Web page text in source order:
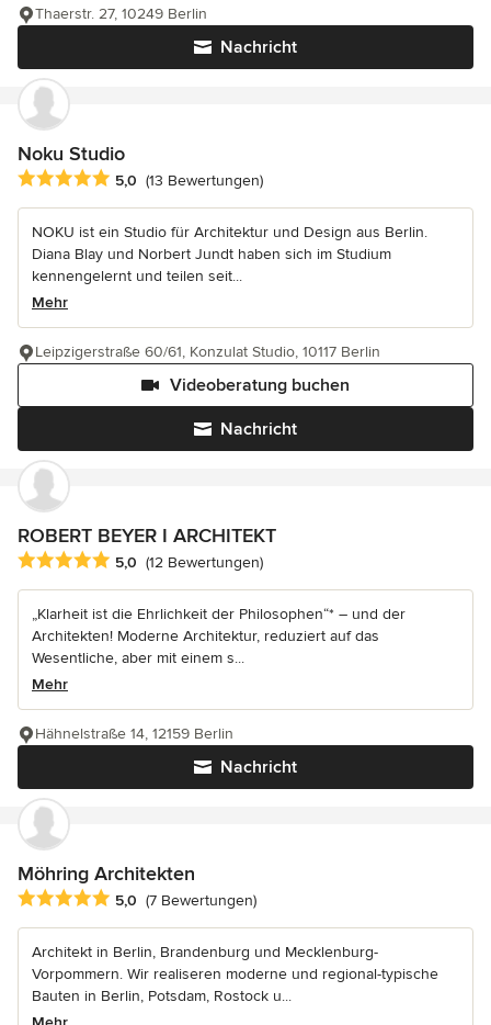
Nachricht
Thaerstr. 27, 10249 Berlin
Noku Studio
Durchschnittliche Bewertung: 5 von 5 Sternen
5,0 (13 Bewertungen)
NOKU ist ein Studio für Architektur und Design aus Berlin.
Diana Blay und Norbert Jundt haben sich im Studium
kennengelernt und teilen seit...
Mehr
Nachricht
Videoberatung buchen
Leipzigerstraße 60/61, Konzulat Studio, 10117 Berlin
ROBERT BEYER I ARCHITEKT
Durchschnittliche Bewertung: 5 von 5 Sternen
5,0 (12 Bewertungen)
„Klarheit ist die Ehrlichkeit der Philosophen“* – und der
Architekten! Moderne Architektur, reduziert auf das
Wesentliche, aber mit einem s...
Mehr
Nachricht
Hähnelstraße 14, 12159 Berlin
Möhring Architekten
Durchschnittliche Bewertung: 5 von 5 Sternen
5,0 (7 Bewertungen)
Architekt in Berlin, Brandenburg und Mecklenburg-
Vorpommern. Wir realiseren moderne und regional-typische
Bauten in Berlin, Potsdam, Rostock u...